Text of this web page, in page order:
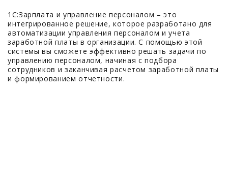
1С:Зарплата и управление персоналом – это
интегрированное решение, которое разработано для
автоматизации управления персоналом и учета
заработной платы в организации. С помощью этой
системы вы сможете эффективно решать задачи по
управлению персоналом, начиная с подбора
сотрудников и заканчивая расчетом заработной платы
и формированием отчетности.